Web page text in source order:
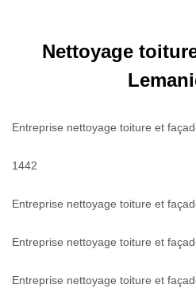
Nettoyage
Entreprise nettoyage toiture et
1442
Entreprise nettoyage toiture et
Entreprise nettoyage toiture et
Entreprise nettoyage toiture et